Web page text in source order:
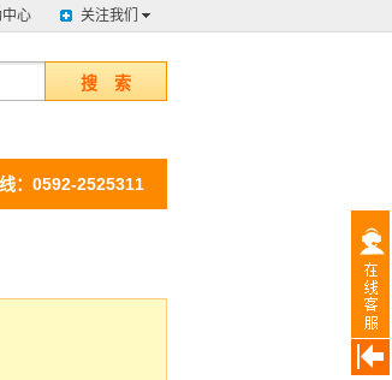
心 关注我们
搜 索
：0592-2525311